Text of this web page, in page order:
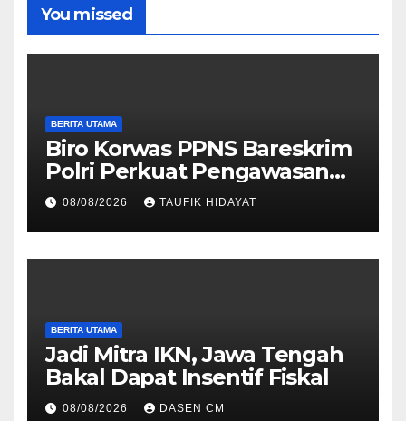
You missed
BERITA UTAMA
Biro Korwas PPNS Bareskrim
Polri Perkuat Pengawasan
untuk Dorong Penegakan
Hukum yang Profesional
08/08/2026 TAUFIK HIDAYAT
BERITA UTAMA
Jadi Mitra IKN, Jawa Tengah
Bakal Dapat Insentif Fiskal
08/08/2026 DASEN CM